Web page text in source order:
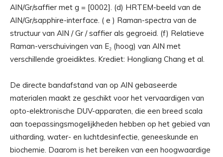
AlN/Gr/saffier met g = [0002]. (d) HRTEM-beeld van de
AlN/Gr/sapphire-interface. ( e ) Raman-spectra van de
structuur van AlN / Gr / saffier als gegroeid. (f) Relatieve
Raman-verschuivingen van E₂ (hoog) van AlN met
verschillende groeidiktes. Krediet: Hongliang Chang et al.
De directe bandafstand van op AlN gebaseerde
materialen maakt ze geschikt voor het vervaardigen van
opto-elektronische DUV-apparaten, die een breed scala
aan toepassingsmogelijkheden hebben op het gebied van
uitharding, water- en luchtdesinfectie, geneeskunde en
biochemie. Daarom is het bereiken van een hoogwaardige